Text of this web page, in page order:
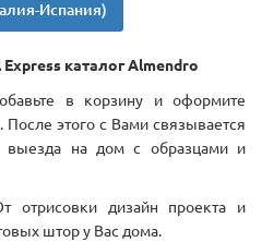
Испания)
каталог Almendro
в корзину и оформите
После этого с Вами связывается
выезда на дом с образцами и
отрисовки дизайн проекта и
штор у Вас дома.